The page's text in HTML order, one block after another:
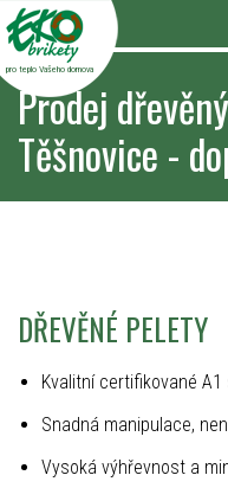
pro teplo Vašeho domova
Prodej
Těšnovice -
DŘEVĚNÉ PELETY
Kvalitní certifikované
Snadná manipulace,
Vysoká výhřevnost a